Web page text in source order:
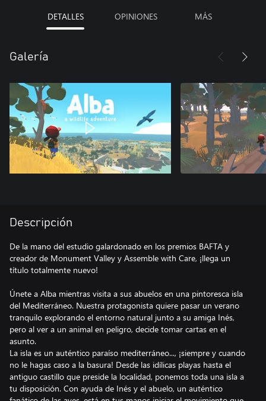
DETALLES OPINIONES MÁS
Galería
Descripción
De la mano del estudio galardonado en los premios BAFTA y
creador de Monument Valley y Assemble with Care, ¡llega un
título totalmente nuevo!
Únete a Alba mientras visita a sus abuelos en una pintoresca isla
del Mediterráneo. Nuestra protagonista quiere pasar un verano
tranquilo explorando el entorno natural junto a su amiga Inés,
pero al ver a un animal en peligro, decide tomar cartas en el
asunto.
La isla es un auténtico paraíso mediterráneo..., ¡siempre y cuando
no le hagas caso a la basura! Desde las idílicas playas hasta el
antiguo castillo que preside la localidad, ponemos toda una isla a
tu disposición. Con ayuda de Inés y el abuelo, un auténtico